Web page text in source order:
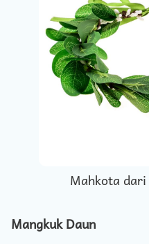
Mahkota
Mangkuk Daun